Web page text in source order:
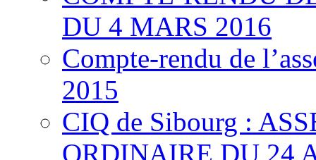
DU 4 MARS 2016
Compte-rendu de
2015
CIQ de Sibourg :
ORDINAIRE DU 24